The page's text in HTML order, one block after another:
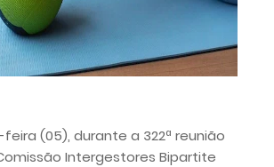
(05), durante a 322ª reunião
Intergestores Bipartite